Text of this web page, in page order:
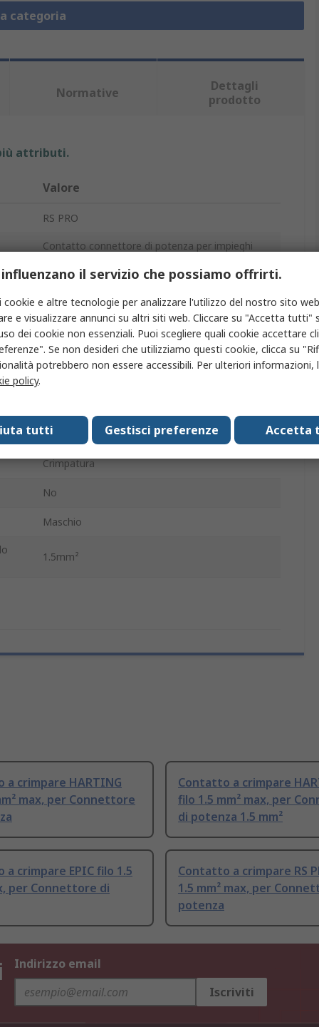
categoria
Normative
Dettagli
prodotto
attributi.
Valore
RS PRO
Contatto connettore di potenza per impieghi
10A
Contatto a crimpare
Lega di rame
Crimpatura
No
Maschio
1.5mm²
a crimpare HARTING
max, per Connettore
Contatto a crimpare
filo 1.5 mm² max, per
di potenza 1.5 mm²
crimpare EPIC filo 1.5
per Connettore di
Contatto a crimpare RS
1.5 mm² max, per
potenza
Indirizzo email
Iscriviti
il servizio che possiamo offrirti.
cookie e altre tecnologie per analizzare l'utilizzo del nostro sito
e visualizzare annunci su altri siti web. Cliccare su "Accetta tutti"
dei cookie non essenziali. Puoi scegliere quali cookie accettare
Se non desideri che utilizziamo questi cookie, clicca su
potrebbero non essere accessibili. Per ulteriori informazioni,
policy.
Accetta
Gestisci preferenze
tutti